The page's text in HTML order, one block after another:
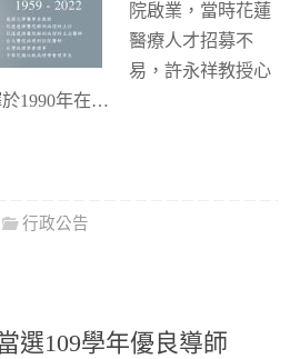
院啟業，當時花蓮
醫療人才招募不
易，許永祥教授心
1990年在…
行政公告
選109學年優良導師